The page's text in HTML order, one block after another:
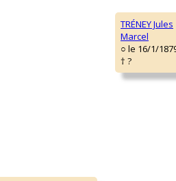
TRÉNEY Jules
Marcel
○ le 16/1/
† ?